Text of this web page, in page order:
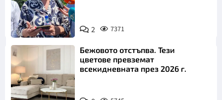
Снимка: БТА 2 7371
Бежовото отстъпва. Тези
цветове превземат
всекидневната през 2026 г.